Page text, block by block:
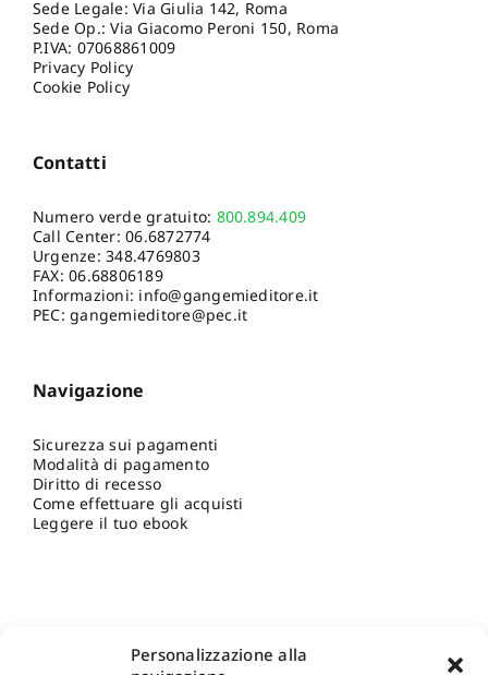
Personalizzazione alla
Sede Legale: Via Giulia 142, Roma
Sede Op.: Via Giacomo Peroni 150, Roma
P.IVA: 07068861009
Privacy Policy
Cookie Policy
Contatti
Numero verde gratuito: 800.894.409
Call Center:06.6872774
Urgenze:348.4769803
FAX: 06.68806189
Informazioni: info@gangemieditore.it
PEC: gangemieditore@pec.it
Navigazione
Sicurezza sui pagamenti
Modalità di pagamento
Diritto di recesso
Come effettuare gli acquisti
Leggere il tuo ebook